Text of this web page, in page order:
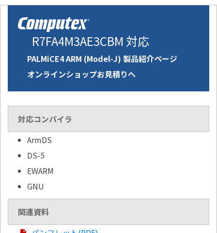
R7FA4M3AE3CBM 対応
PALMiCE4 ARM (Model-J) 製品紹介ページ
オンラインショップお見積りへ
対応コンパイラ
ArmDS
DS-5
EWARM
GNU
関連資料